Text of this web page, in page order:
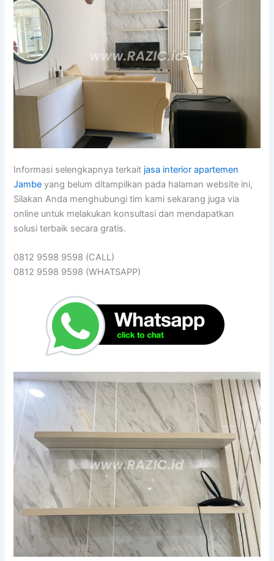
Informasi selengkapnya terkait jasa interior apartemen
Jambe yang belum ditampilkan pada halaman website ini,
Silakan Anda menghubungi tim kami sekarang juga via
online untuk melakukan konsultasi dan mendapatkan
solusi terbaik secara gratis.
0812 9598 9598 (CALL)
0812 9598 9598 (WHATSAPP)